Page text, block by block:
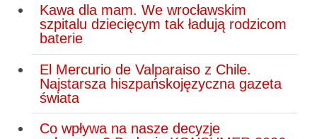
Kawa dla mam. We wrocławskim
szpitalu dziecięcym tak ładują rodzicom
baterie
El Mercurio de Valparaiso z Chile.
Najstarsza hiszpańskojęzyczna gazeta
świata
Co wpływa na nasze decyzje